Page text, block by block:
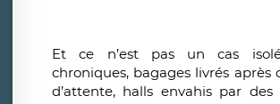
Et ce n’est pas un cas
chroniques, bagages livrés après
d’attente, halls envahis par des